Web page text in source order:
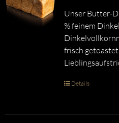
Unser Butter-
% feinem
frisch
Details